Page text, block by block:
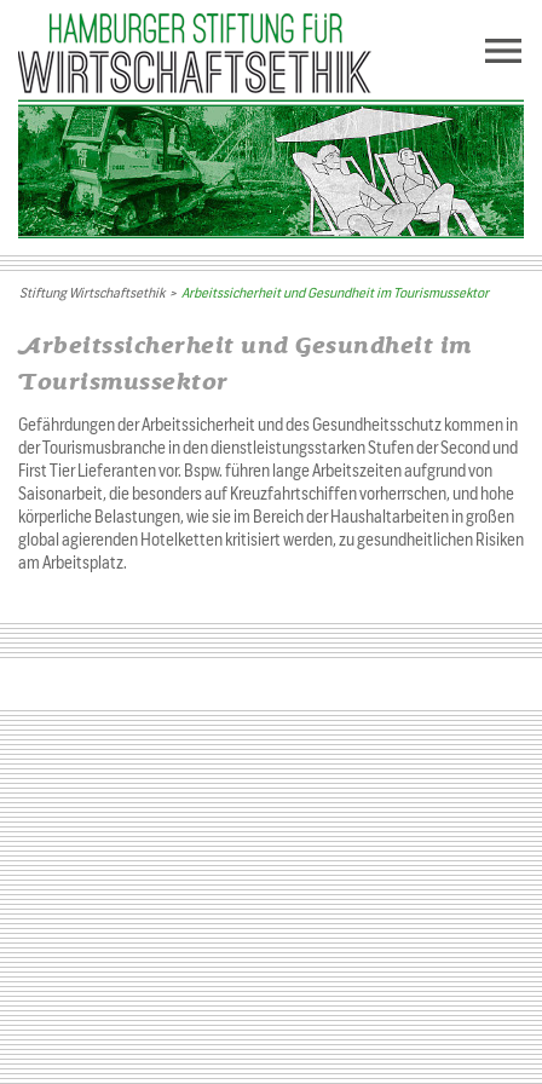
Stiftung Wirtschaftsethik> Arbeitssicherheit und Gesundheit im Tourismussektor
Arbeitssicherheit und Gesundheit im
Tourismussektor
Gefährdungen der Arbeitssicherheit und des Gesundheitsschutz kommen in
der Tourismusbranche in den dienstleistungsstarken Stufen der Second und
First Tier Lieferanten vor. Bspw. führen lange Arbeitszeiten aufgrund von
Saisonarbeit, die besonders auf Kreuzfahrtschiffen vorherrschen, und hohe
körperliche Belastungen, wie sie im Bereich der Haushaltarbeiten in großen
global agierenden Hotelketten kritisiert werden, zu gesundheitlichen Risiken
am Arbeitsplatz.